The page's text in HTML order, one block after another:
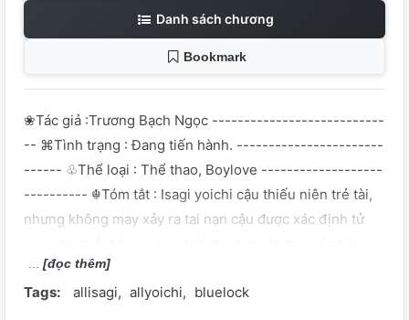
Danh sách chương
Bookmark
❀Tác giả :Trương Bạch Ngọc ---------------------------
-- ⌘Tình trạng : Đang tiến hành. -----------------------
------ ♧Thể loại : Thể thao, Boylove -------------------
---------- ☬Tóm tắt : Isagi yoichi cậu thiếu niên trẻ tài,
nhưng không may xảy ra tai nạn cậu được xác định tử
Isagi, nên cho cậu một cơ hội làm lại từ đầu. Isagi được
sống lại ngay ngày nhận được thư tuyển chọn, cơ mà lần
[đọc thêm]
Tags: allisagi allyoichi bluelock